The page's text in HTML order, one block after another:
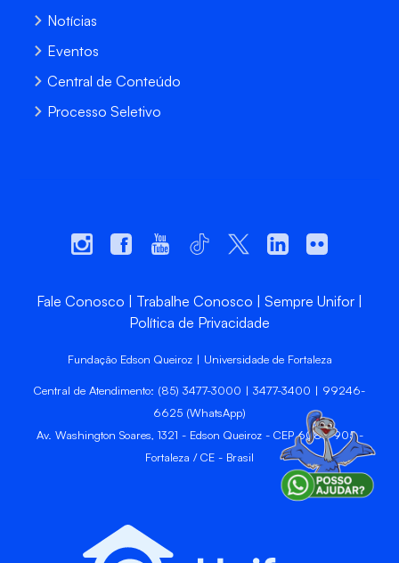
Notícias
Eventos
Central de Conteúdo
Processo Seletivo
Fale Conosco Trabalhe Conosco
Sempre Unifor
Política de Privacidade
Fundação Edson Queiroz | Universidade de Fortaleza
Central de Atendimento: (85) 3477-3000 | 3477-3400 | 99246-
6625 (WhatsApp)
Av. Washington Soares, 1321 - Edson Queiroz - CEP 60811-905 -
Fortaleza / CE - Brasil